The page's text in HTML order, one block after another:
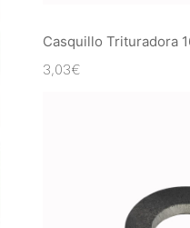
Casquillo Trituradora
3,03€